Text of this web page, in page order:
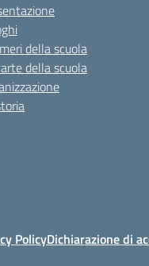
della scuola
della scuola
PolicyDichiarazione di